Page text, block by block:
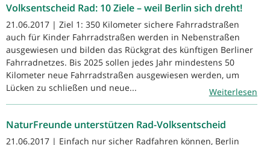
Volksentscheid Rad: 10 Ziele – weil Berlin sich dreht!
21.06.2017 | Ziel 1: 350 Kilometer sichere Fahrradstraßen
auch für Kinder Fahrradstraßen werden in Nebenstraßen
ausgewiesen und bilden das Rückgrat des künftigen Berliner
Fahrradnetzes. Bis 2025 sollen jedes Jahr mindestens 50
Kilometer neue Fahrradstraßen ausgewiesen werden, um
Lücken zu schließen und neue...
Weiterlesen
NaturFreunde unterstützen Rad-Volksentscheid
21.06.2017 | Einfach nur sicher Radfahren können, Berlin